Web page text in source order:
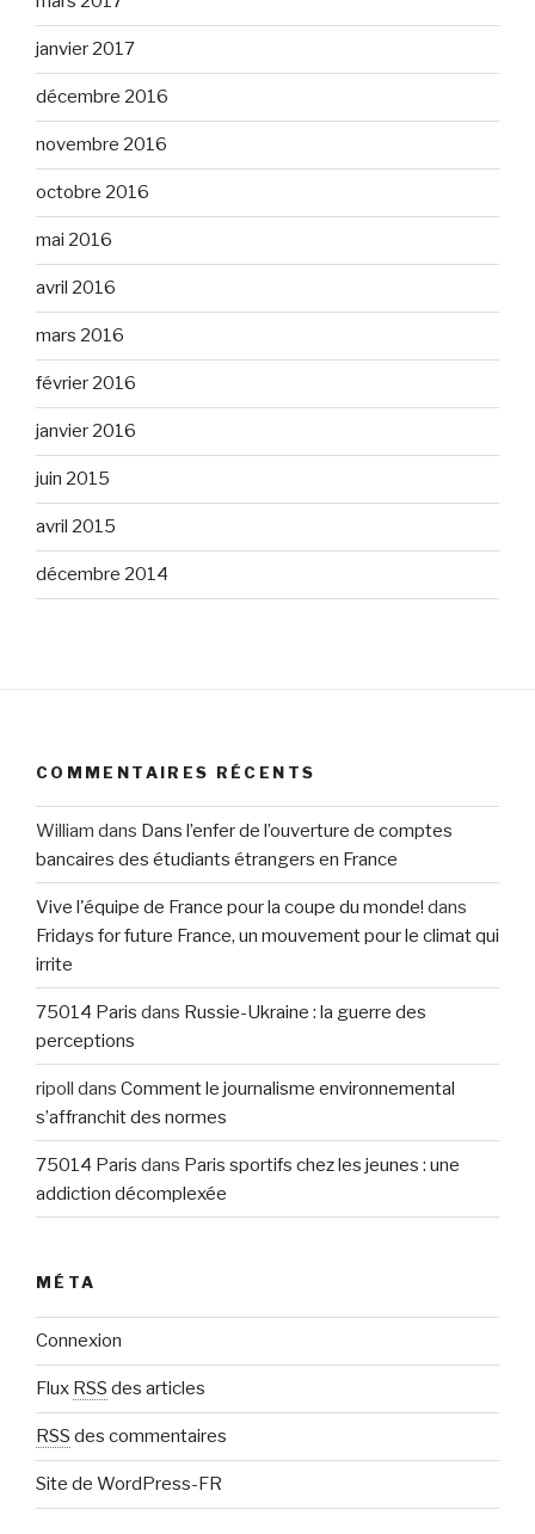
janvier 2017
décembre 2016
novembre 2016
octobre 2016
mai 2016
avril 2016
mars 2016
février 2016
janvier 2016
juin 2015
avril 2015
décembre 2014
COMMENTAIRES RÉCENTS
William dans Dans l’enfer de l’ouverture de comptes
bancaires des étudiants étrangers en France
Vive l'équipe de France pour la coupe du monde! dans
Fridays for future France, un mouvement pour le climat qui
irrite
75014 Paris dans Russie-Ukraine : la guerre des
perceptions
ripoll dans Comment le journalisme environnemental
s’affranchit des normes
75014 Paris dans Paris sportifs chez les jeunes : une
addiction décomplexée
MÉTA
Connexion
Flux RSS des articles
RSS des commentaires
Site de WordPress-FR